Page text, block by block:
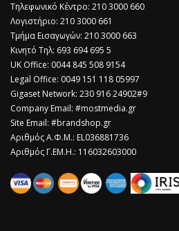
Τηλεφωνικό Κέντρο: 210 3000 660
Λογιστήριο: 210 3000 661
Τμήμα Εισαγωγών: 210 3000 663
Κινητό Τηλ: 693 694 695 5
​UK Office: 0044 845 508 9154
Legal Office: 0049 151 118 05997
Gigaset Network: 230 916 24902#9
Company Email: #mostmedia.gr
Site Email: #brandshop.gr
Αριθμός Α.Φ.Μ.: EL036881736
Αριθμός Γ.ΕΜ.Η.: 116032603000